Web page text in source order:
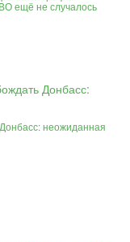
ещё не случалось
неожиданная